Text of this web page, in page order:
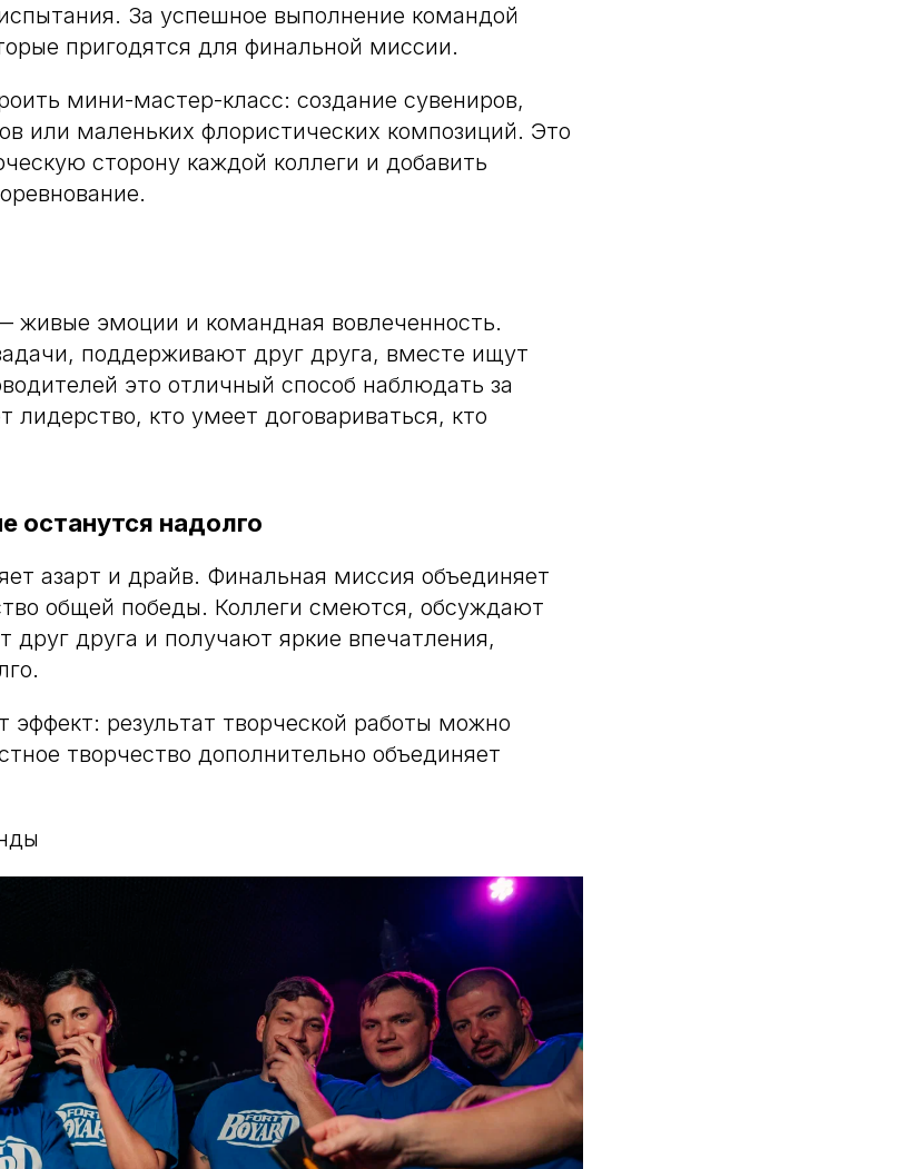
За успешное выполнение командой
пригодятся для финальной миссии.
мини-мастер-класс: создание сувениров,
или маленьких флористических композиций. Это
сторону каждой коллеги и добавить
живые эмоции и командная вовлеченность.
поддерживают друг друга, вместе ищут
это отличный способ наблюдать за
лидерство, кто умеет договариваться, кто
останутся надолго
азарт и драйв. Финальная миссия объединяет
общей победы. Коллеги смеются, обсуждают
друга и получают яркие впечатления,
эффект: результат творческой работы можно
творчество дополнительно объединяет